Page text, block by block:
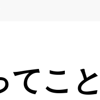
てこ